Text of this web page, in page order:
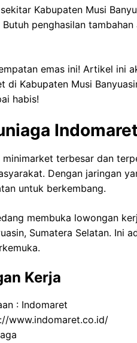
Kabupaten Musi
penghasilan
emas ini! Artikel ini
di Kabupaten Musi
habis!
minimarket terbesar dan
Dengan jaringan
untuk berkembang.
membuka lowongan
Sumatera Selatan. Ini
Kerja
: Indomaret
www.indomaret.co.id/